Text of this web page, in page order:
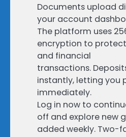
Documents upload
your account
The platform uses
encryption to
and financial
transactions.
instantly, letting you
immediately.
Log in now to
off and explore new
added weekly. Two-